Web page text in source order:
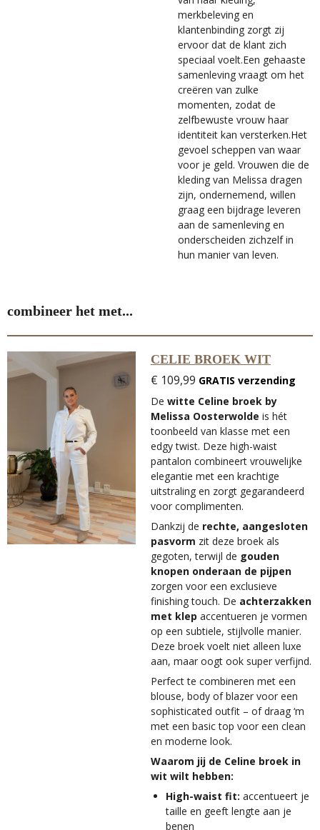
merkbeleving en
klantenbinding zorgt zij
ervoor dat de klant zich
speciaal voelt.Een gehaaste
samenleving vraagt om het
creëren van zulke
momenten, zodat de
zelfbewuste vrouw haar
identiteit kan versterken.Het
gevoel scheppen van waar
voor je geld. Vrouwen die de
kleding van Melissa dragen
zijn, ondernemend, willen
graag een bijdrage leveren
aan de samenleving en
onderscheiden zichzelf in
hun manier van leven.
combineer het met...
CELIE BROEK WIT
€ 109,99 GRATIS verzending
De witte Celine broek by
Melissa Oosterwolde is hét
toonbeeld van klasse met een
edgy twist. Deze high-waist
pantalon combineert vrouwelijke
elegantie met een krachtige
uitstraling en zorgt gegarandeerd
voor complimenten.
Dankzij de rechte, aangesloten
pasvorm zit deze broek als
gegoten, terwijl de gouden
knopen onderaan de pijpen
zorgen voor een exclusieve
finishing touch. De achterzakken
met klep accentueren je vormen
op een subtiele, stijlvolle manier.
Deze broek voelt niet alleen luxe
aan, maar oogt ook super verfijnd.
Perfect te combineren met een
blouse, body of blazer voor een
sophisticated outfit – of draag ‘m
met een basic top voor een clean
en moderne look.
Waarom jij de Celine broek in
wit wilt hebben:
High-waist fit: accentueert je
taille en geeft lengte aan je
benen